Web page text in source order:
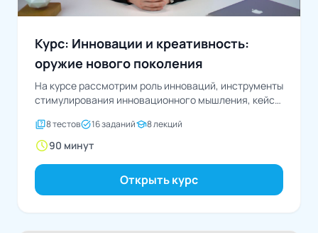
Курс: Инновации и креативность:
оружие нового поколения
На курсе рассмотрим роль инноваций, инструменты
стимулирования инновационного мышления, кейсы
quiz8 тестовtask_alt16 заданийschool8 лекций
schedule90 минут
Открыть курс